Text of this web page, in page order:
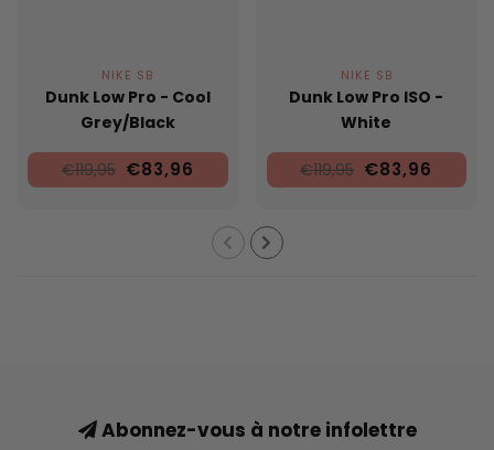
NIKE SB
Dunk Low Pro - Cool
Grey/Black
€119,95 €83,96
NIKE SB
Dunk Low Pro ISO -
White
€119,95 €83,96
Abonnez-vous à notre infolettre